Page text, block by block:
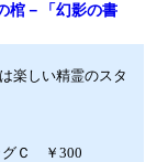
棺－「幻影の書
楽しい精霊のスタ
グＣ ￥300